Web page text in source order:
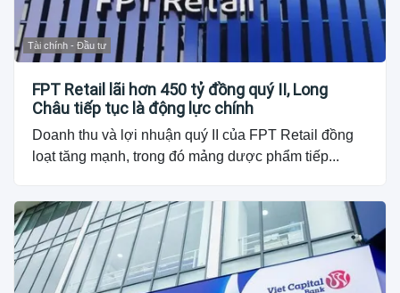
Tài chính - Đầu tư
FPT Retail lãi hơn 450 tỷ đồng quý II, Long
Châu tiếp tục là động lực chính
Doanh thu và lợi nhuận quý II của FPT Retail đồng
loạt tăng mạnh, trong đó mảng dược phẩm tiếp...